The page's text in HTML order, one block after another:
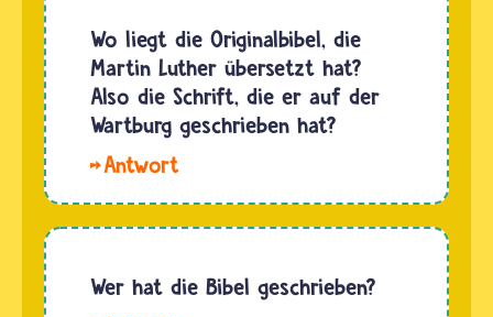
wiederum
verschiedene
Namen…
schon
seit fast
2000
Jahren
mehr
verändert.
Nur ihre
Wo liegt die Originalbibel, die
Martin Luther übersetzt hat?
Also die Schrift, die er auf der
Wartburg geschrieben hat?
Lutherbibel
1534
Wer hat die Bibel geschrieben?